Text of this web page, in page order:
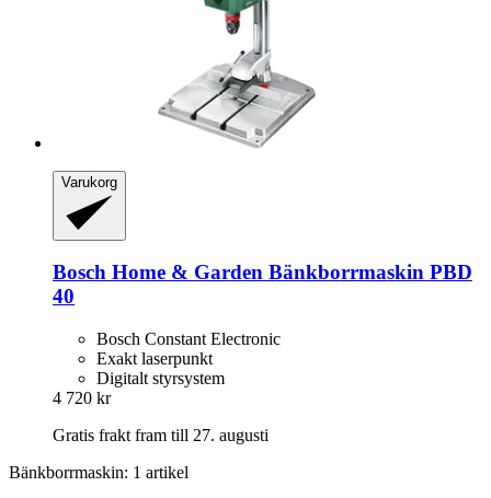
Varukorg
Bosch Home & Garden Bänkborrmaskin PBD
40
Bosch Constant Electronic
Exakt laserpunkt
Digitalt styrsystem
4 720 kr
Gratis frakt fram till 27. augusti
Bänkborrmaskin: 1 artikel